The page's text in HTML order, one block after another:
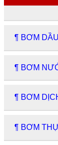
¶ BƠM
¶ BƠM
¶ BƠM
¶ BƠM